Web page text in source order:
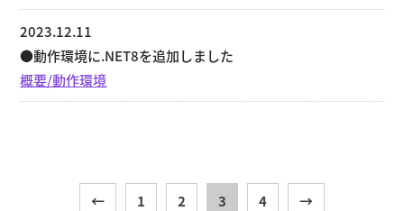
2023.12.11
●動作環境に.NET8を追加しました
概要/動作環境
← 1 2 3 4 →